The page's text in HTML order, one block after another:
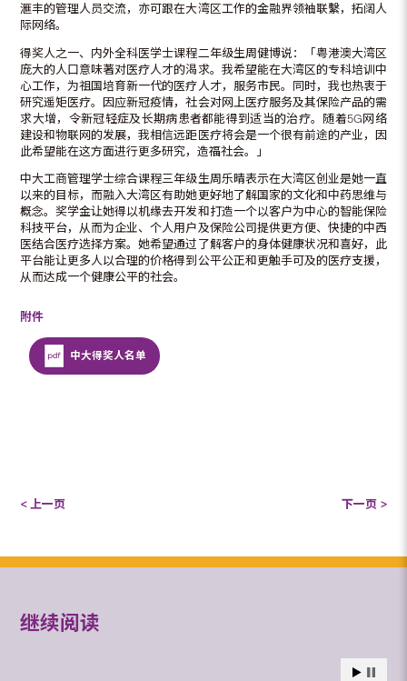
滙丰的管理人员交流，亦可跟在大湾区工作的金融界领袖联繫，拓阔人
际网络。
得奖人之一、内外全科医学士课程二年级生周健博说：「粤港澳大湾区
庞大的人口意味著对医疗人才的渴求。我希望能在大湾区的专科培训中
心工作，为祖国培育新一代的医疗人才，服务市民。同时，我也热衷于
研究遥矩医疗。因应新冠疫情，社会对网上医疗服务及其保险产品的需
求大增，令新冠轻症及长期病患者都能得到适当的治疗。随着5G网络
建设和物联网的发展，我相信远距医疗将会是一个很有前途的产业，因
此希望能在这方面进行更多研究，造福社会。」
中大工商管理学士综合课程三年级生周乐晴表示在大湾区创业是她一直
以来的目标，而融入大湾区有助她更好地了解国家的文化和中药思维与
概念。奖学金让她得以机缘去开发和打造一个以客户为中心的智能保险
科技平台，从而为企业、个人用户及保险公司提供更方便、快捷的中西
医结合医疗选择方案。她希望通过了解客户的身体健康状况和喜好，此
平台能让更多人以合理的价格得到公平公正和更触手可及的医疗支援，
从而达成一个健康公平的社会。
附件
中大得奖人名单
< 上一页 下一页 >
继续阅读